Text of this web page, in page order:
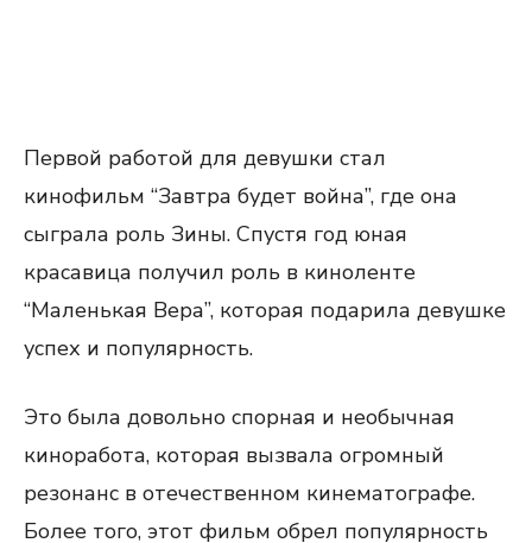
Первой работой для девушки стал
кинофильм “Завтра будет война”, где она
сыграла роль Зины. Спустя год юная
красавица получил роль в киноленте
“Маленькая Вера”, которая подарила девушке
успех и популярность.
Это была довольно спорная и необычная
киноработа, которая вызвала огромный
резонанс в отечественном кинематографе.
Более того, этот фильм обрел популярность